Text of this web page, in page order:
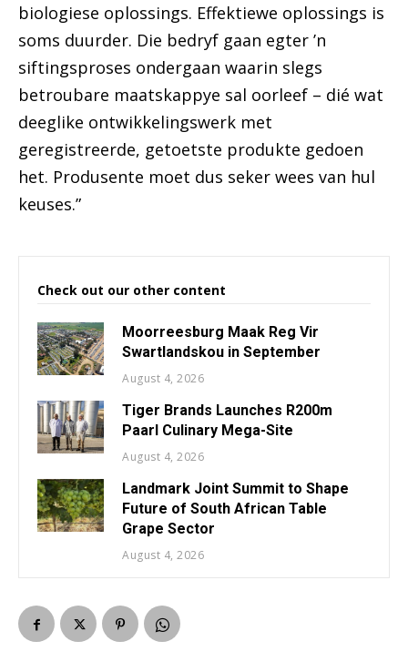
biologiese oplossings. Effektiewe oplossings is
soms duurder. Die bedryf gaan egter ’n
siftingsproses ondergaan waarin slegs
betroubare maatskappye sal oorleef – dié wat
deeglike ontwikkelingswerk met
geregistreerde, getoetste produkte gedoen
het. Produsente moet dus seker wees van hul
keuses.”
Check out our other content
Moorreesburg Maak Reg Vir
Swartlandskou in September
August 4, 2026
Tiger Brands Launches R200m
Paarl Culinary Mega-Site
August 4, 2026
Landmark Joint Summit to Shape
Future of South African Table
Grape Sector
August 4, 2026